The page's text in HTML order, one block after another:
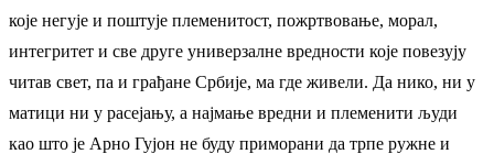
које негује и поштује племенитост, пожртвовање, морал,
интегритет и све друге универзалне вредности које повезују
читав свет, па и грађане Србије, ма где живели. Да нико, ни у
матици ни у расејању, а најмање вредни и племенити људи
као што је Арно Гујон не буду приморани да трпе ружне и